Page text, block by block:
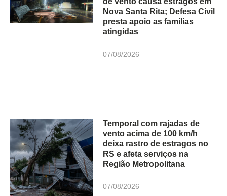
Nova Santa Rita; Defesa Civil
presta apoio as famílias
atingidas
07/08/2026
Temporal com rajadas de
vento acima de 100 km/h
deixa rastro de estragos no
RS e afeta serviços na
Região Metropolitana
07/08/2026